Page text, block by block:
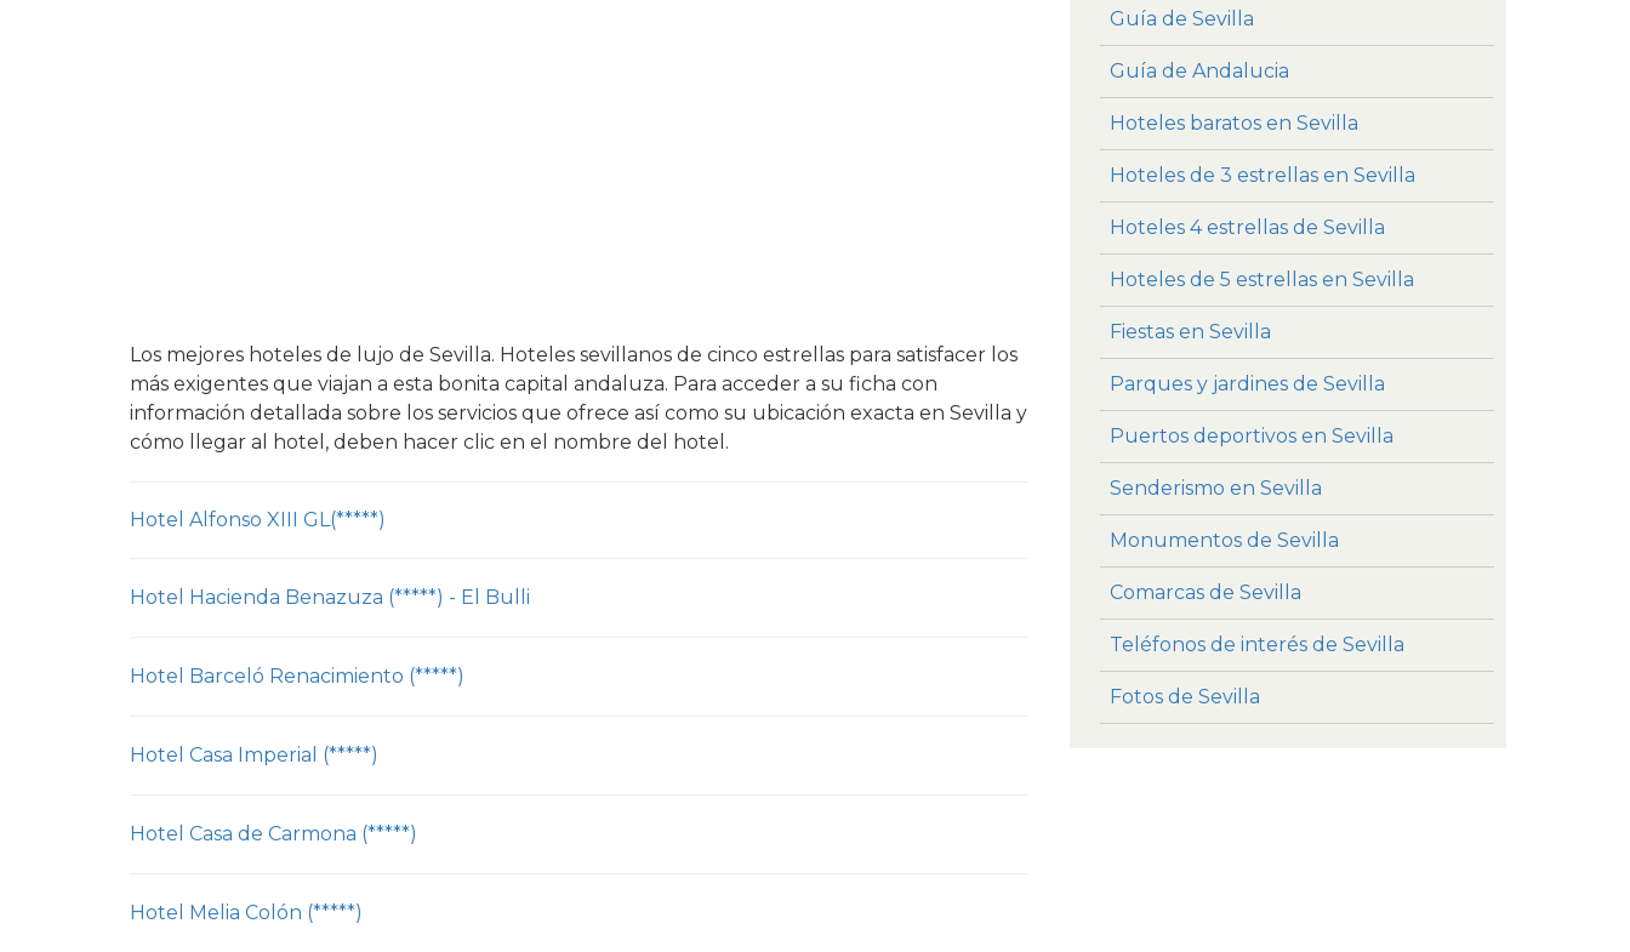
Los mejores hoteles de lujo de Sevilla. Hoteles sevillanos de cinco estrellas para satisfacer los
más exigentes que viajan a esta bonita capital andaluza. Para acceder a su ficha con
información detallada sobre los servicios que ofrece así como su ubicación exacta en Sevilla y
cómo llegar al hotel, deben hacer clic en el nombre del hotel.
Hotel Alfonso XIII GL(*****)
Hotel Hacienda Benazuza (*****) - El Bulli
Hotel Barceló Renacimiento (*****)
Hotel Casa Imperial (*****)
Hotel Casa de Carmona (*****)
Hotel Melia Colón (*****)
Guía de Sevilla
Guía de Andalucia
Hoteles baratos en Sevilla
Hoteles de 3 estrellas en Sevilla
Hoteles 4 estrellas de Sevilla
Hoteles de 5 estrellas en Sevilla
Fiestas en Sevilla
Parques y jardines de Sevilla
Puertos deportivos en Sevilla
Senderismo en Sevilla
Monumentos de Sevilla
Comarcas de Sevilla
Teléfonos de interés de Sevilla
Fotos de Sevilla